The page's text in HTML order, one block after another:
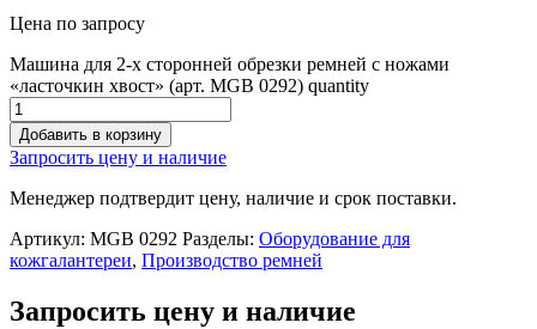
Цена по запросу
Машина для 2-х сторонней обрезки ремней с ножами
«ласточкин хвост» (арт. MGB 0292) quantity
Добавить в корзину
Запросить цену и наличие
Менеджер подтвердит цену, наличие и срок поставки.
Артикул: MGB 0292 Разделы: Оборудование для
кожгалантереи, Производство ремней
Запросить цену и наличие